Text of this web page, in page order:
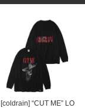
[coldrain] “CUT ME” LO